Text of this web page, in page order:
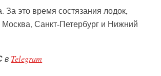
За это время состязания лодок,
Санкт-Петербург и Нижний
в Telegram